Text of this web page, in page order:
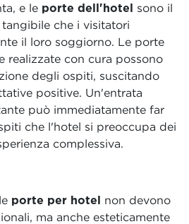
e le porte dell'hotel sono il
che i visitatori
il loro soggiorno. Le porte
realizzate con cura possono
degli ospiti, suscitando
positive. Un'entrata
può immediatamente far
che l'hotel si preoccupa dei
complessiva.
porte per hotel non devono
ma anche esteticamente